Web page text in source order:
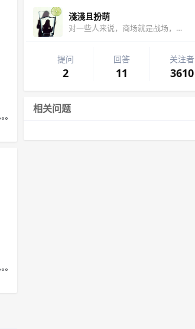
淺淺且扮萌
对一些人来说，商场就是战场，情场是钱场
提问
2
回答
11
关注者
3610
相关问题